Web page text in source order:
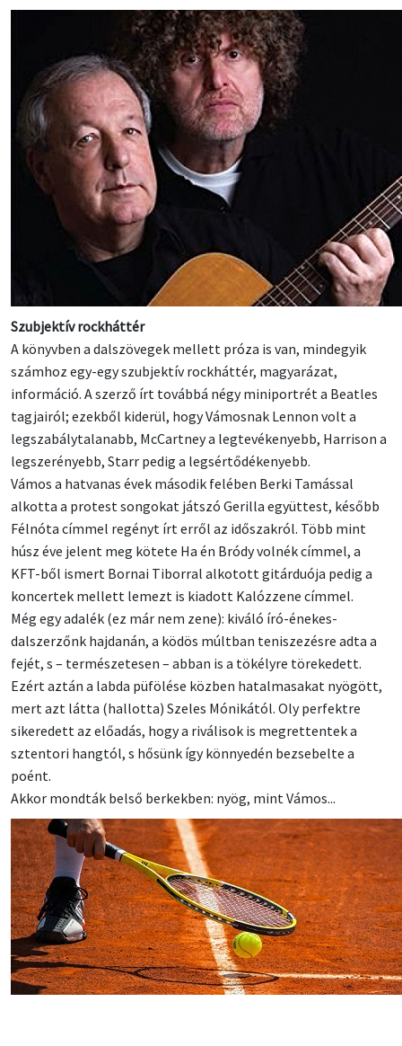
Szubjektív rockháttér
A könyvben a dalszövegek mellett próza is van, mindegyik
számhoz egy-egy szubjektív rockháttér, magyarázat,
információ. A szerző írt továbbá négy miniportrét a Beatles
tagjairól; ezekből kiderül, hogy Vámosnak Lennon volt a
legszabálytalanabb, McCartney a legtevékenyebb, Harrison a
legszerényebb, Starr pedig a legsértődékenyebb.
Vámos a hatvanas évek második felében Berki Tamással
alkotta a protest songokat játszó Gerilla együttest, később
Félnóta címmel regényt írt erről az időszakról. Több mint
húsz éve jelent meg kötete Ha én Bródy volnék címmel, a
KFT-ből ismert Bornai Tiborral alkotott gitárduója pedig a
koncertek mellett lemezt is kiadott Kalózzene címmel.
Még egy adalék (ez már nem zene): kiváló író-énekes-
dalszerzőnk hajdanán, a ködös múltban teniszezésre adta a
fejét, s – természetesen – abban is a tökélyre törekedett.
Ezért aztán a labda püfölése közben hatalmasakat nyögött,
mert azt látta (hallotta) Szeles Mónikától. Oly perfektre
sikeredett az előadás, hogy a riválisok is megrettentek a
sztentori hangtól, s hősünk így könnyedén bezsebelte a
poént.
Akkor mondták belső berkekben: nyög, mint Vámos...